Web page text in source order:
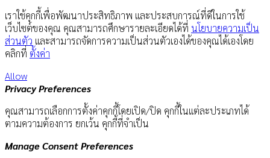
เราใช้คุกกี้เพื่อพัฒนาประสิทธิภาพ และประสบการณ์ที่ดีในการใช้
เว็บไซต์ของคุณ คุณสามารถศึกษารายละเอียดได้ที่ นโยบายความเป็น
ส่วนตัว และสามารถจัดการความเป็นส่วนตัวเองได้ของคุณได้เองโดย
คลิกที่ ตั้งค่า
Allow
Privacy Preferences
คุณสามารถเลือกการตั้งค่าคุกกี้โดยเปิด/ปิด คุกกี้ในแต่ละประเภทได้
ตามความต้องการ ยกเว้น คุกกี้ที่จำเป็น
Manage Consent Preferences